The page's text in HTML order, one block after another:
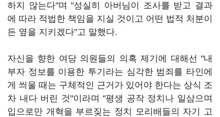
하지 않는다"며 "성실히 아버님이 조사를 받고 결과
에 따라 적법한 책임을 지실 것이고 어떤 법적 처분이
든 옆을 지키겠다"고 말했다.
자신을 향한 여당 의원들의 의혹 제기에 대해선 "내
부자 정보를 이용한 투기라는 심각한 범죄를 타인에
게 씌울 때는 구체적인 근거가 있어야 한다는 상식 조
차 내다 버린 것"이라며 "평생 공작 정치나 일삼으며
입으로만 개혁을 부르짖는 정치 모리배들의 자기 고